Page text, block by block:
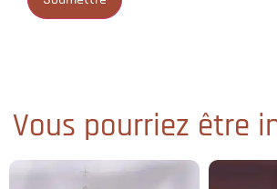
Vous pourriez être